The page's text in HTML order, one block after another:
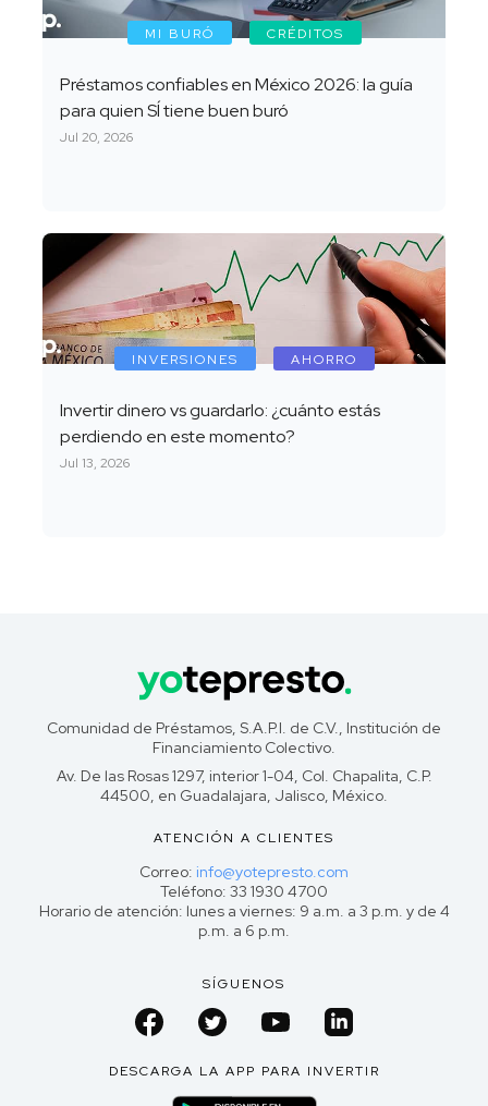
MI BURÓ CRÉDITOS
Préstamos confiables en México 2026: la guía
para quien SÍ tiene buen buró
Jul 20, 2026
INVERSIONES AHORRO
Invertir dinero vs guardarlo: ¿cuánto estás
perdiendo en este momento?
Jul 13, 2026
Comunidad de Préstamos, S.A.P.I. de C.V., Institución de
Financiamiento Colectivo.
Av. De las Rosas 1297, interior 1-04, Col. Chapalita, C.P.
44500, en Guadalajara, Jalisco, México.
ATENCIÓN A CLIENTES
Correo: info@yotepresto.com
Teléfono: 33 1930 4700
Horario de atención: lunes a viernes: 9 a.m. a 3 p.m. y de 4
p.m. a 6 p.m.
SÍGUENOS
DESCARGA LA APP PARA INVERTIR